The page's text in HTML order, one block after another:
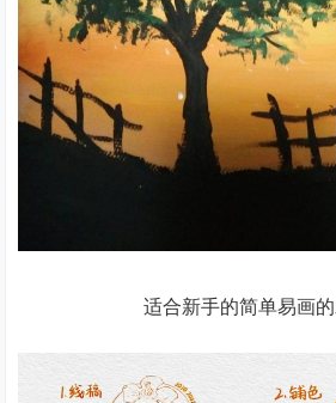
适合新手的简单易画